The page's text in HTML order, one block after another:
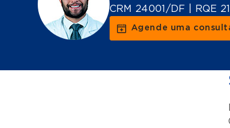
CRM 24001/DF | RQE
Agende uma